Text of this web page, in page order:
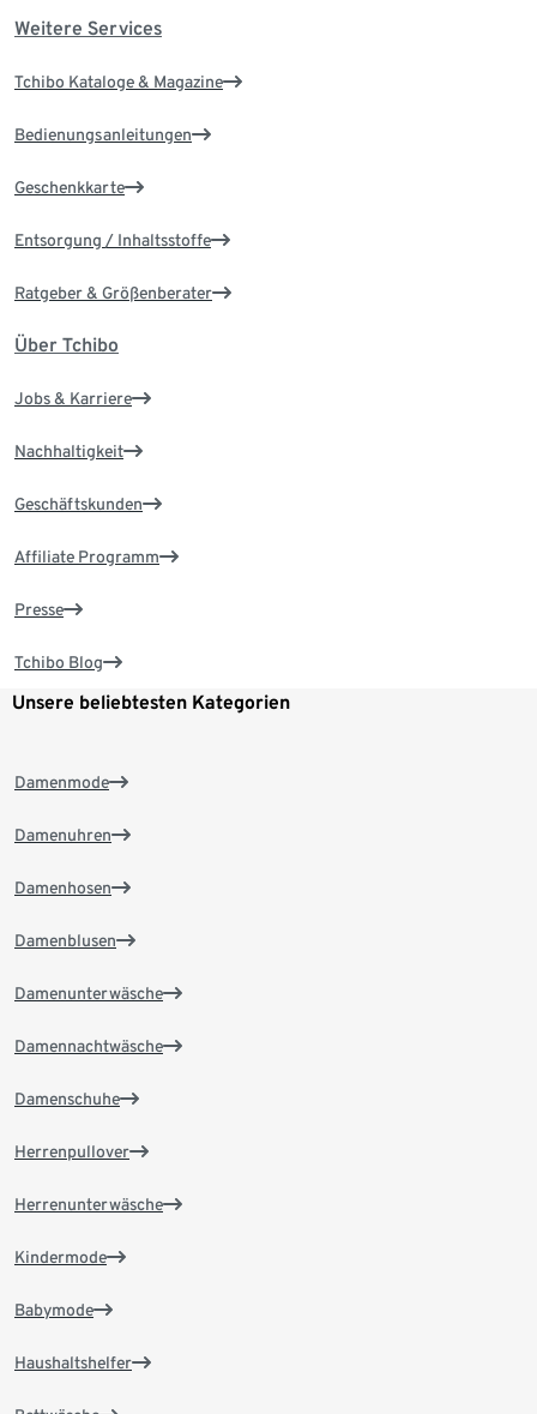
Weitere Services
Tchibo Kataloge & Magazine
Bedienungsanleitungen
Geschenkkarte
Entsorgung / Inhaltsstoffe
Ratgeber & Größenberater
Über Tchibo
Jobs & Karriere
Nachhaltigkeit
Geschäftskunden
Affiliate Programm
Presse
Tchibo Blog
Unsere beliebtesten Kategorien
Damenmode
Damenuhren
Damenhosen
Damenblusen
Damenunterwäsche
Damennachtwäsche
Damenschuhe
Herrenpullover
Herrenunterwäsche
Kindermode
Babymode
Haushaltshelfer